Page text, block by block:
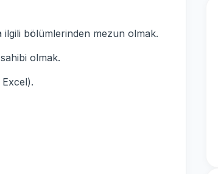
bölümlerinden mezun olmak.
olmak.